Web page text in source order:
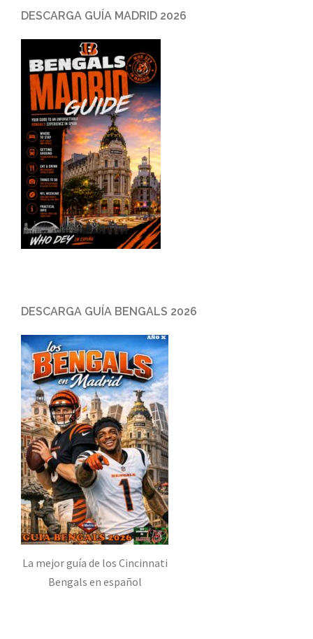
DESCARGA GUÍA MADRID 2026
DESCARGA GUÍA BENGALS 2026
La mejor guía de los Cincinnati
Bengals en español